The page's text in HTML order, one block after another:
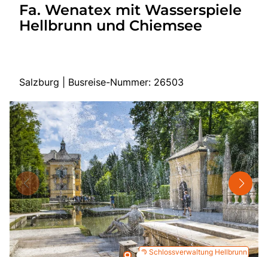
Service
Kontakt
Start
Mehrtagesreisen
Tagesfahrten
Bus anmieten
Nahverkehr
Kataloge
Kontakt
Fa. Wenatex mit Wasserspiele
Hellbrunn und Chiemsee
Salzburg | Busreise-Nummer: 26503
© Schlossverwaltung Hellbrunn